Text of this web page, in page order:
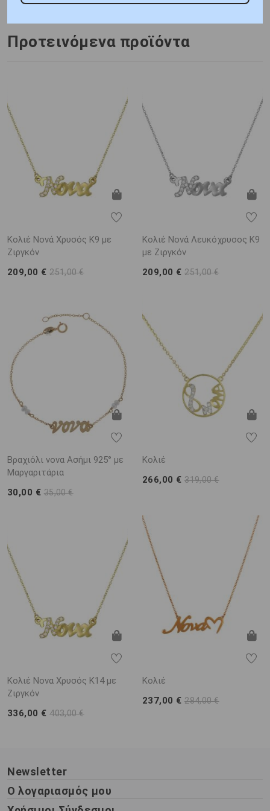
Προτεινόμενα προϊόντα
Κολιέ Νονά Χρυσός Κ9 με
Ζιργκόν
209,00 €251,00 €
Κολιέ Νονά Λευκόχρυσος Κ9
με Ζιργκόν
209,00 €251,00 €
Βραχιόλι νονα Ασήμι 925° με
Μαργαριτάρια
30,00 € 35,00 €
Κολιέ
266,00 €319,00 €
Κολιέ Νονα Χρυσός Κ14 με
Ζιργκόν
336,00 €403,00 €
Κολιέ
237,00 €284,00 €
Newsletter
Ο λογαριασμός μου